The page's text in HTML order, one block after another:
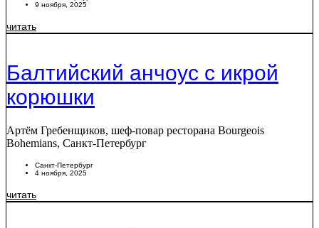
9 ноября, 2025
читать
Балтийский анчоус с икрой
корюшки
Артём Гребенщиков, шеф-повар ресторана Bourgeois
Bohemians, Санкт-Петербург
Санкт-Петербург
4 ноября, 2025
читать